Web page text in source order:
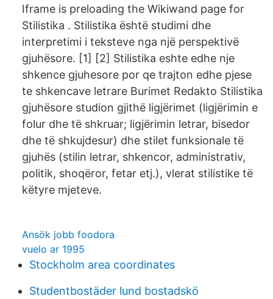
Iframe is preloading the Wikiwand page for
Stilistika . Stilistika është studimi dhe
interpretimi i teksteve nga një perspektivë
gjuhësore. [1] [2] Stilistika eshte edhe nje
shkence gjuhesore por qe trajton edhe pjese
te shkencave letrare Burimet Redakto Stilistika
gjuhësore studion gjithë ligjërimet (ligjërimin e
folur dhe të shkruar; ligjërimin letrar, bisedor
dhe të shkujdesur) dhe stilet funksionale të
gjuhës (stilin letrar, shkencor, administrativ,
politik, shoqëror, fetar etj.), vlerat stilistike të
këtyre mjeteve.
Ansök jobb foodora
vuelo ar 1995
Stockholm area coordinates
Studentbostäder lund bostadskö